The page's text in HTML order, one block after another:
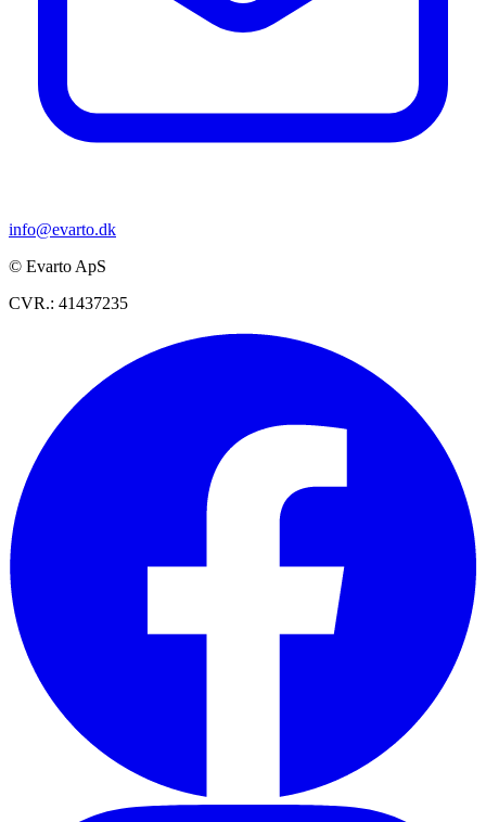
info@evarto.dk
© Evarto ApS
CVR.: 41437235